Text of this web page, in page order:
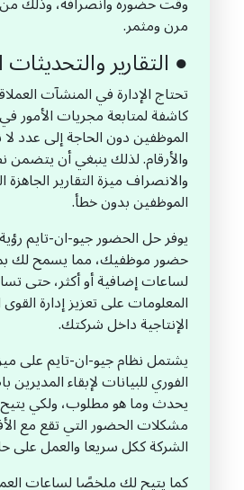
مرن ومثمر.
● التقارير والتحديثات
تحتاج الإدارة في المنشآت
كاشفة لمتابعة مجريات
الموظفين دون الحاجة إلى عدد
والأرقام. لذلك ينبغي أن يتضمن
والانصراف ميزة التقارير
الموظفين بدون خطأ.
يوفر حل الحضور جيو-ان-تايم
حضور موظفيك، مما يسمح لك
لساعات إضافية أو أكثر، حتى
المعلومات على تعزيز إدارة القوى
الإنتاجية داخل شركتك.
يشتمل نظام جيو-ان-تايم على
الفوري للبيانات لإبقاء المديرين
يحدث وما هو مطلوب، ولكي
مشكلات الحضور التي تقع مع
الشركة ككل سريعا والعمل على
كما يتيح لك ملخصًا لساعات